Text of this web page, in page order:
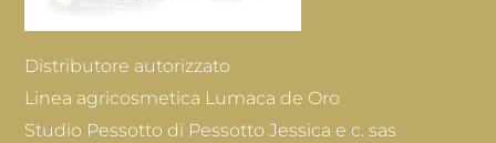
Distributore autorizzato
Linea agricosmetica Lumaca de Oro
Studio Pessotto di Pessotto Jessica e c. sas